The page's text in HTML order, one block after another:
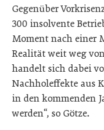
Gegenüber
300 insolvente
Moment nach einer
Realität weit weg
handelt sich dabei
Nachholeffekte aus
in den kommenden
werden“, so Götze.